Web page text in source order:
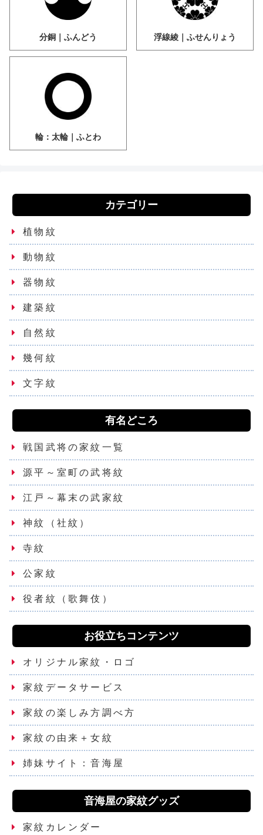
分銅｜ふんどう 浮線綾｜ふせんりょう
輪：太輪｜ふとわ
カテゴリー
植物紋
動物紋
器物紋
建築紋
自然紋
幾何紋
文字紋
有名どころ
戦国武将の家紋一覧
源平～室町の武将紋
江戸～幕末の武家紋
神紋（社紋）
寺紋
公家紋
役者紋（歌舞伎）
お役立ちコンテンツ
オリジナル家紋・ロゴ
家紋データサービス
家紋の楽しみ方調べ方
家紋の由来＋女紋
姉妹サイト：音海屋
音海屋の家紋グッズ
家紋カレンダー